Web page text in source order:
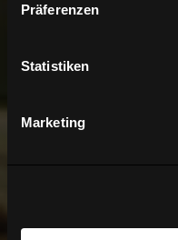
Präferenzen
Statistiken
Marketing